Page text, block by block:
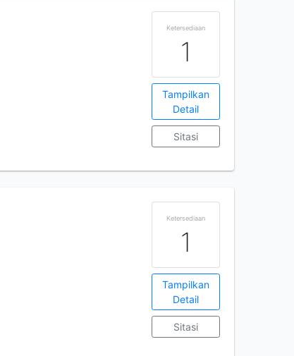
Ketersediaan
1
Tampilkan
Detail
Sitasi
Ketersediaan
1
Tampilkan
Detail
Sitasi